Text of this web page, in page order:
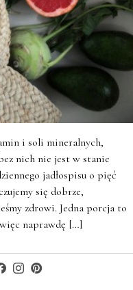
i soli mineralnych,
nich nie jest w stanie
jadłospisu o pięć
się dobrze,
zdrowi. Jedna porcja to
naprawdę […]